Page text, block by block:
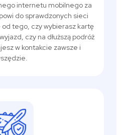
internetu mobilnego za
do sprawdzonych sieci
tego, czy wybierasz kartę
czy na dłuższą podróż
w kontakcie zawsze i